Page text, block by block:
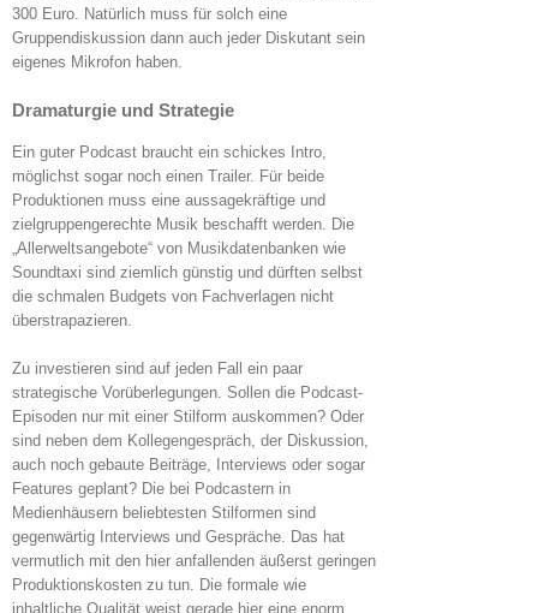
300 Euro. Natürlich muss für solch eine
Gruppendiskussion dann auch jeder Diskutant sein
eigenes Mikrofon haben.
Dramaturgie und Strategie
Ein guter Podcast braucht ein schickes Intro,
möglichst sogar noch einen Trailer. Für beide
Produktionen muss eine aussagekräftige und
zielgruppengerechte Musik beschafft werden. Die
„Allerweltsangebote“ von Musikdatenbanken wie
Soundtaxi sind ziemlich günstig und dürften selbst
die schmalen Budgets von Fachverlagen nicht
überstrapazieren.
Zu investieren sind auf jeden Fall ein paar
strategische Vorüberlegungen. Sollen die Podcast-
Episoden nur mit einer Stilform auskommen? Oder
sind neben dem Kollegengespräch, der Diskussion,
auch noch gebaute Beiträge, Interviews oder sogar
Features geplant? Die bei Podcastern in
Medienhäusern beliebtesten Stilformen sind
gegenwärtig Interviews und Gespräche. Das hat
vermutlich mit den hier anfallenden äußerst geringen
Produktionskosten zu tun. Die formale wie
inhaltliche Qualität weist gerade hier eine enorm